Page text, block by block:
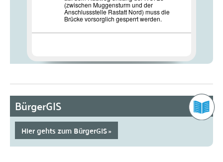
(zwischen Muggensturm und der
Anschlussstelle Rastatt Nord) muss die
Brücke vorsorglich gesperrt werden.
BürgerGIS
Hier gehts zum BürgerGIS